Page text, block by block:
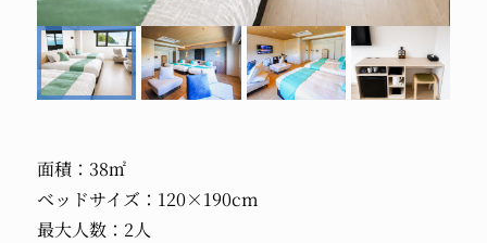
面積：38㎡
ベッドサイズ：120×190cm
最大人数：2人